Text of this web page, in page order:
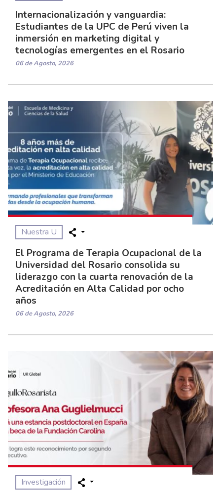
Internacionalización y vanguardia:
Estudiantes de la UPC de Perú viven la
inmersión en marketing digital y
tecnologías emergentes en el Rosario
06 de Agosto, 2026
Nuestra U
El Programa de Terapia Ocupacional de la
Universidad del Rosario consolida su
liderazgo con la cuarta renovación de la
Acreditación en Alta Calidad por ocho
años
06 de Agosto, 2026
Investigación